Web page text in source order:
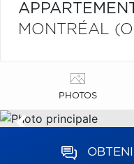
MONTRÉAL
PHOTOS